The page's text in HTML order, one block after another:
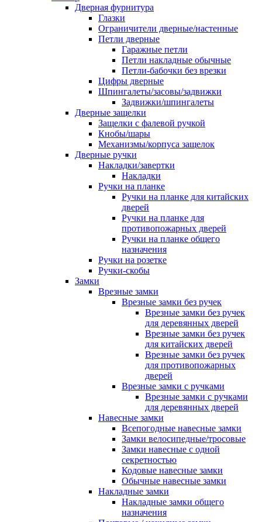
Дверная фурнитура
Глазки
Ограничители дверные/настенные
Петли дверные
Гаражные петли
Петли накладные обычные
Петли-бабочки без врезки
Цифры дверные
Шпингалеты/засовы/задвижки
Задвижки/шпингалеты
Дверные защелки
Защелки с фалевой ручкой
Кнобы/шары
Механизмы/корпуса защелок
Дверные ручки
Накладки/завертки
Накладки
Ручки на планке
Ручки на планке для китайских
дверей
Ручки на планке для
противопожарных дверей
Ручки на планке общего
назначения
Ручки на розетке
Ручки-скобы
Замки
Врезные замки
Врезные замки без ручек
Врезные замки без ручек
для деревянных дверей
Врезные замки без ручек
для китайских дверей
Врезные замки без ручек
для противопожарных
дверей
Врезные замки с ручками
Врезные замки с ручками
для деревянных дверей
Навесные замки
Всепогодные навесные замки
Замки велосипедные/тросовые
Замки навесные с одной
секретностью
Кодовые навесные замки
Обычные навесные замки
Накладные замки
Накладные замки общего
назначения